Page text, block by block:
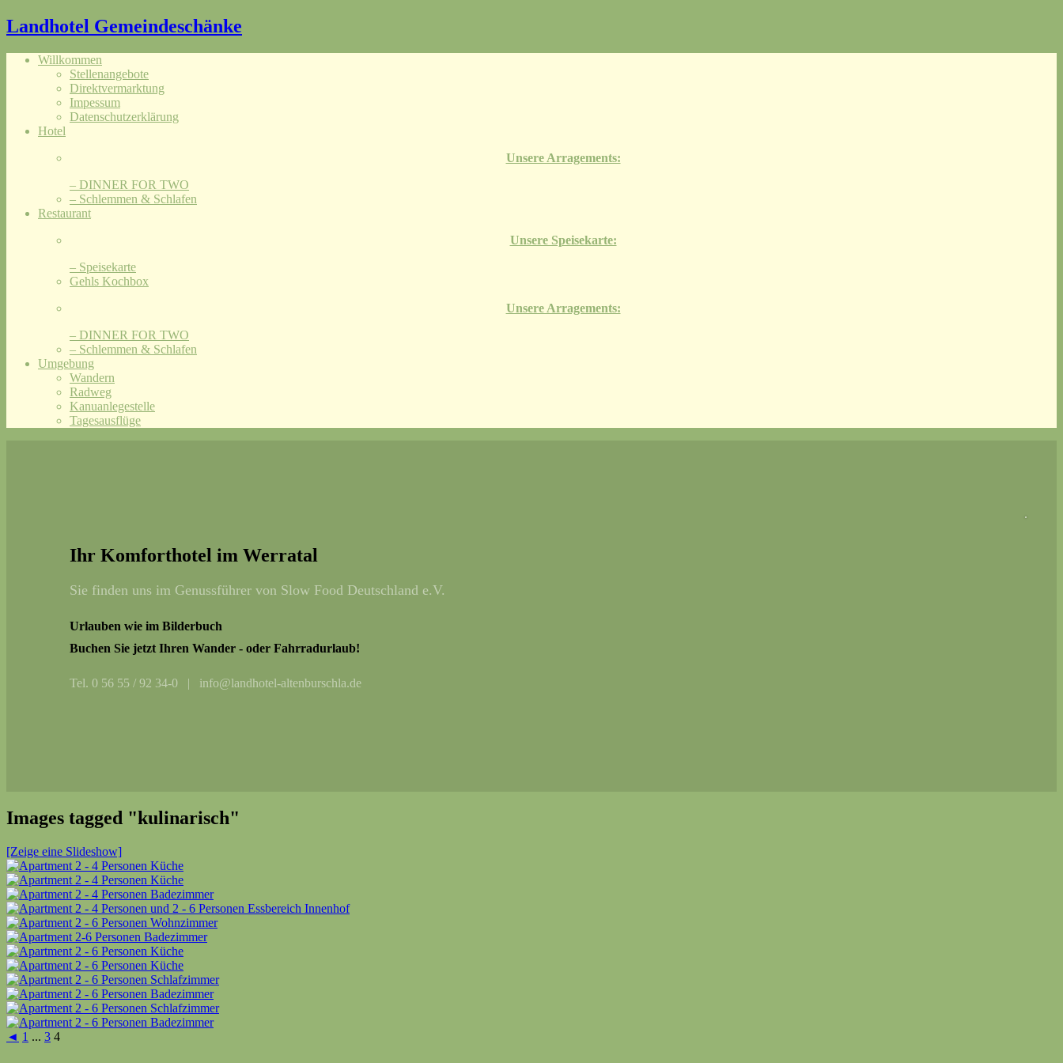
Landhotel Gemeindeschänke
Willkommen
Stellenangebote
Direktvermarktung
Impessum
Datenschutzerklärung
Hotel
Unsere Arragements:
– DINNER FOR TWO
– Schlemmen & Schlafen
Restaurant
Unsere Speisekarte:
– Speisekarte
Gehls Kochbox
Unsere Arragements:
– DINNER FOR TWO
– Schlemmen & Schlafen
Umgebung
Wandern
Radweg
Kanuanlegestelle
Tagesausflüge
Ihr Komforthotel im Werratal
Sie finden uns im Genussführer von Slow Food Deutschland e.V.
Urlauben wie im Bilderbuch
Buchen Sie jetzt Ihren Wander - oder Fahrradurlaub!
Tel. 0 56 55 / 92 34-0 | info@landhotel-altenburschla.de
Images tagged "kulinarisch"
[Zeige eine Slideshow]
◄ 1 ... 3 4